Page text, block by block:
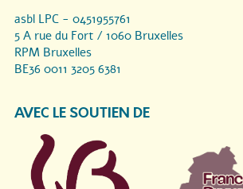
asbl LPC - 0451955761
5 A rue du Fort / 1060 Bruxelles
RPM Bruxelles
BE36 0011 3205 6381
AVEC LE SOUTIEN DE